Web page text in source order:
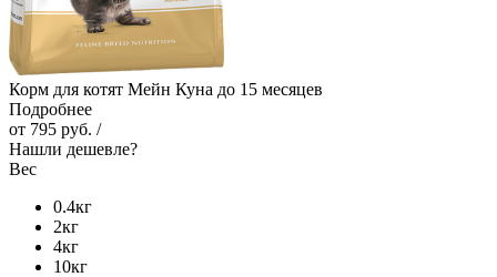
Корм для котят Мейн Куна до 15 месяцев
Подробнее
от 795 руб. /
Нашли дешевле?
Вес
0.4кг
2кг
4кг
10кг